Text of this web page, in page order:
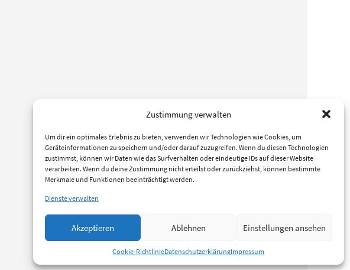
Zustimmung verwalten
Um dir ein optimales Erlebnis zu bieten, verwenden wir Technologien wie Cookies, um
Geräteinformationen zu speichern und/oder darauf zuzugreifen. Wenn du diesen Technologien
zustimmst, können wir Daten wie das Surfverhalten oder eindeutige IDs auf dieser Website
verarbeiten. Wenn du deine Zustimmung nicht erteilst oder zurückziehst, können bestimmte
Merkmale und Funktionen beeinträchtigt werden.
Dienste verwalten
Akzeptieren Ablehnen Einstellungen ansehen
Cookie-RichtlinieDatenschutzerklärungImpressum